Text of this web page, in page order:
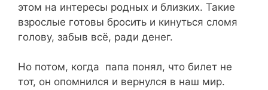
этом на интересы родных и близких. Такие
взрослые готовы бросить и кинуться сломя
голову, забыв всё, ради денег.
Но потом, когда папа понял, что билет не
тот, он опомнился и вернулся в наш мир.